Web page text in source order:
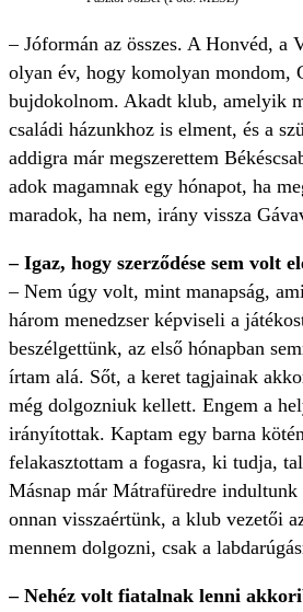
– Jóformán az összes. A Honvéd, a
olyan év, hogy komolyan mondom,
bujdokolnom. Akadt klub, amelyik
családi házunkhoz is elment, és a
addigra már megszerettem
adok magamnak egy hónapot, ha
maradok, ha nem, irány vissza
– Igaz, hogy szerződése sem volt
– Nem úgy volt, mint manapság,
három menedzser képviseli a
beszélgettünk, az első hónapban
írtam alá. Sőt, a keret tagjainak
még dolgozniuk kellett. Engem a
irányítottak. Kaptam egy barna
felakasztottam a fogasra, ki tudja,
Másnap már Mátrafüredre indultunk
onnan visszaértünk, a klub vezetői
mennem dolgozni, csak a
– Nehéz volt fiatalnak lenni